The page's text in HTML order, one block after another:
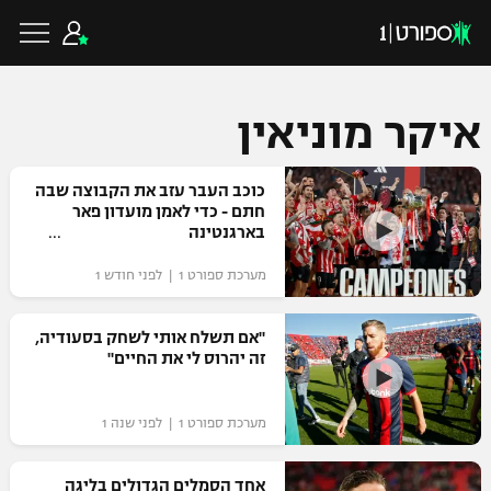
כדורגל ישראלי
ליגת העל
גביע הטוטו
ליגיונרים
גביע המדינה
כדורגל עולמי
ליגת האלופות
ליגה אירופית
ליגה אנגלית
כדורסל ישראלי
ליגת ווינר סל
ליגה לאומית
כדורסל עולמי
NBA
איקר מוניאין
כוכב העבר עזב את הקבוצה שבה
חתם - כדי לאמן מועדון פאר
בארגנטינה
מערכת ספורט 1 | לפני חודש 1
"אם תשלח אותי לשחק בסעודיה,
זה יהרוס לי את החיים"
מערכת ספורט 1 | לפני שנה 1
אחד הסמלים הגדולים בליגה